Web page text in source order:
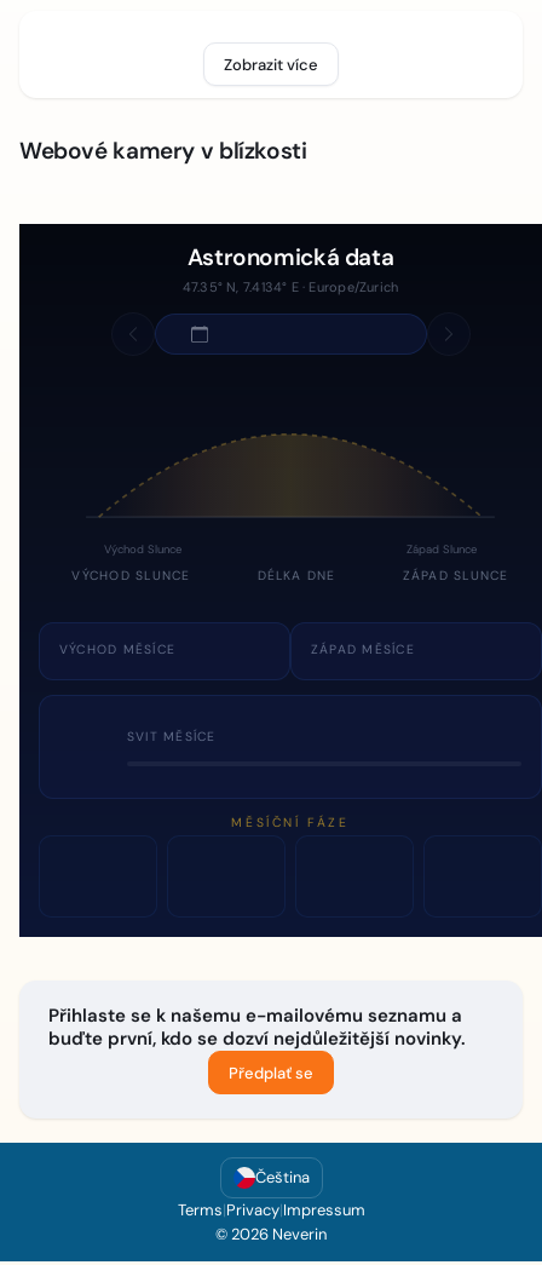
Zobrazit více
Webové kamery v blízkosti
Astronomická data
47.35° N, 7.4134° E · Europe/Zurich
Východ Slunce Západ Slunce
VÝCHOD SLUNCE DÉLKA DNE ZÁPAD SLUNCE
VÝCHOD MĚSÍCE ZÁPAD MĚSÍCE
SVIT MĚSÍCE
MĚSÍČNÍ FÁZE
Přihlaste se k našemu e-mailovému seznamu a
buďte první, kdo se dozví nejdůležitější novinky.
Předplať se
Čeština
Terms|Privacy|Impressum
© 2026 Neverin